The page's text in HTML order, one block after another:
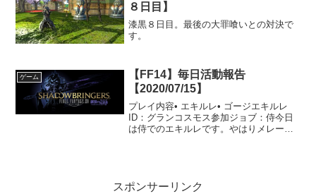
８日目】
漆黒８日目。最後の大罪喰いとの対決で
す。
ゲーム
【FF14】毎日活動報告
【2020/07/15】
プレイ内容• エキルレ• ゴージエキルレ
ID：グランコスモス参加ジョブ：侍今日
は侍でのエキルレです。やはりメレーは
スポンサーリンク